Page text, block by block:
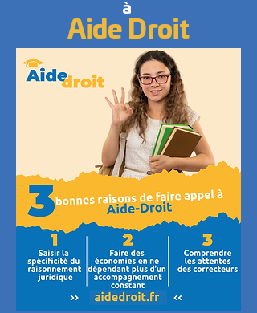
à
Aide Droit